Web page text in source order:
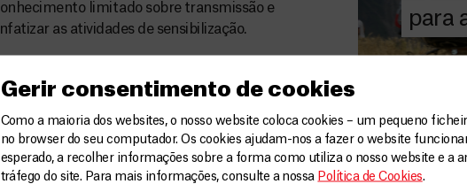
Gerir consentimento de cookies
Como a maioria dos websites, o nosso website coloca cookies – um pequeno
no browser do seu computador. Os cookies ajudam-nos a fazer o website
esperado, a recolher informações sobre a forma como utiliza o nosso website e a
tráfego do site. Para mais informações, consulte a nossa Política de Cookies.
limitado sobre transmissão e
as atividades de sensibilização.
urbana, onde a população depende
Por todas essas razões, espera-se um
estrangeiros trabalhando no
antes do final de semana. Mais
serão enviados para Juba nos
para
DOE
AGORA